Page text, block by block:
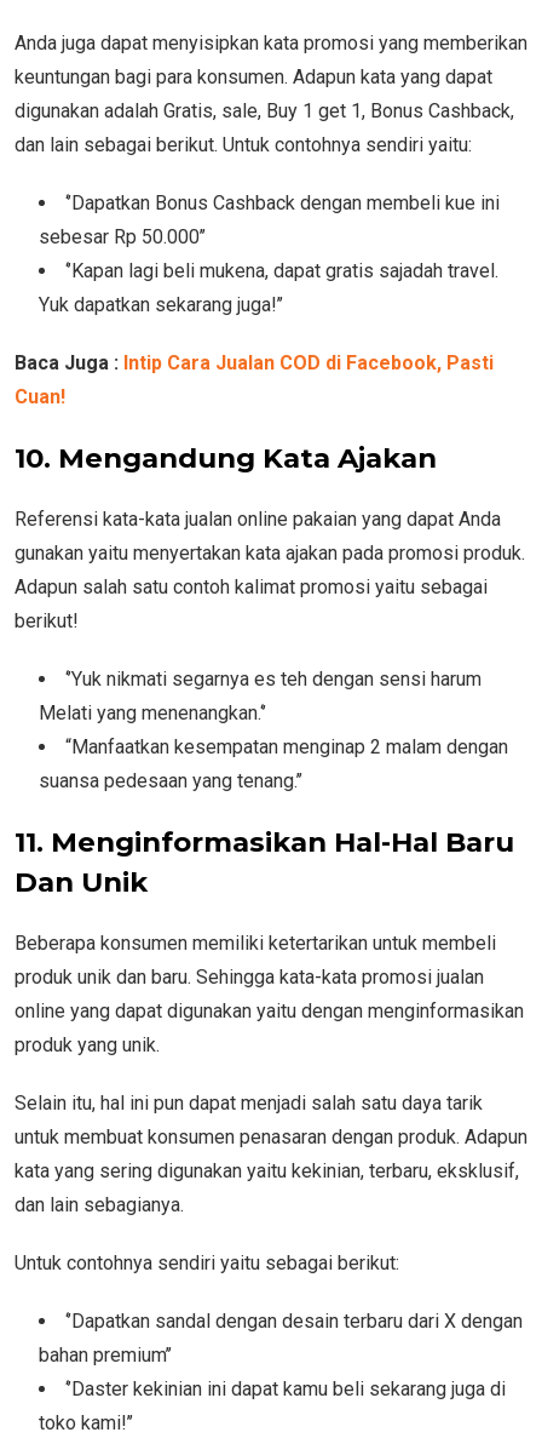
Anda juga dapat menyisipkan kata promosi yang memberikan
keuntungan bagi para konsumen. Adapun kata yang dapat
digunakan adalah Gratis, sale, Buy 1 get 1, Bonus Cashback,
dan lain sebagai berikut. Untuk contohnya sendiri yaitu:
‘’Dapatkan Bonus Cashback dengan membeli kue ini
sebesar Rp 50.000’’
‘’Kapan lagi beli mukena, dapat gratis sajadah travel.
Yuk dapatkan sekarang juga!’’
Baca Juga : Intip Cara Jualan COD di Facebook, Pasti
Cuan!
10. Mengandung Kata Ajakan
Referensi kata-kata jualan online pakaian yang dapat Anda
gunakan yaitu menyertakan kata ajakan pada promosi produk.
Adapun salah satu contoh kalimat promosi yaitu sebagai
berikut!
‘’Yuk nikmati segarnya es teh dengan sensi harum
Melati yang menenangkan.‘’
“Manfaatkan kesempatan menginap 2 malam dengan
suansa pedesaan yang tenang.’’
11. Menginformasikan Hal-Hal Baru
Dan Unik
Beberapa konsumen memiliki ketertarikan untuk membeli
produk unik dan baru. Sehingga kata-kata promosi jualan
online yang dapat digunakan yaitu dengan menginformasikan
produk yang unik.
Selain itu, hal ini pun dapat menjadi salah satu daya tarik
untuk membuat konsumen penasaran dengan produk. Adapun
kata yang sering digunakan yaitu kekinian, terbaru, eksklusif,
dan lain sebagianya.
Untuk contohnya sendiri yaitu sebagai berikut:
‘’Dapatkan sandal dengan desain terbaru dari X dengan
bahan premium’’
‘’Daster kekinian ini dapat kamu beli sekarang juga di
toko kami!’’